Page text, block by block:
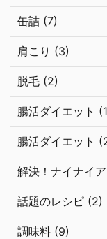
缶詰 (7)
肩こり (3)
脱毛 (2)
腸活ダイエット
腸活ダイエット
解決！ナイナイ
話題のレシピ (2)
調味料 (9)